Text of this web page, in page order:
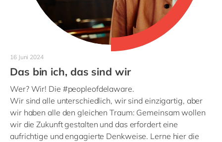
16 Juni 2024
Das bin ich, das sind wir
Wer? Wir! Die #peopleofdelaware.
Wir sind alle unterschiedlich, wir sind einzigartig, aber
wir haben alle den gleichen Traum: Gemeinsam wollen
wir die Zukunft gestalten und das erfordert eine
aufrichtige und engagierte Denkweise. Lerne hier die